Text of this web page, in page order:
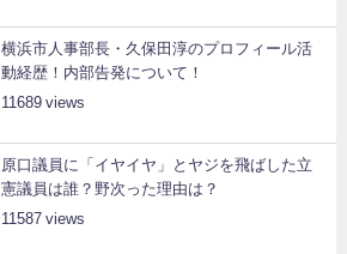
横浜市人事部長・久保田淳のプロフィール活
動経歴！内部告発について！
11689
原口議員に「イヤイヤ」とヤジを飛ばした立
憲議員は誰？野次った理由は？
11587